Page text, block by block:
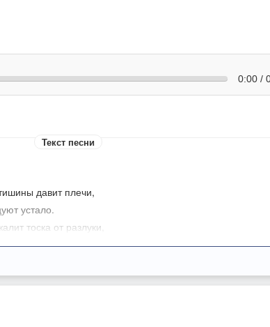
0:00 /
Текст песни
давит плечи,
устало.
тоска от разлуки,
богом. (к тем, кто дарован нам богом)
лучистым разбуди,